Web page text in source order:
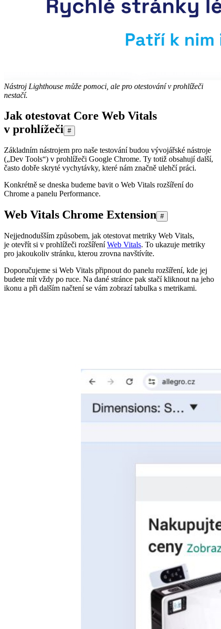
Nástroj Lighthouse může pomoci, ale pro otestování v prohlížeči
nestačí.
Jak otestovat Core Web Vitals
v prohlížeči #
Základním nástrojem pro naše testování budou vývojářské nástroje
(„Dev Tools“) v prohlížeči Google Chrome. Ty totiž obsahují další,
často dobře skryté vychytávky, které nám značně ulehčí práci.
Konkrétně se dneska budeme bavit o Web Vitals rozšíření do
Chrome a panelu Performance.
Web Vitals Chrome Extension #
Nejjednodušším způsobem, jak otestovat metriky Web Vitals,
je otevřít si v prohlížeči rozšířeníWeb Vitals. To ukazuje metriky
pro jakoukoliv stránku, kterou zrovna navštívíte.
Doporučujeme si Web Vitals připnout do panelu rozšíření, kde jej
budete mít vždy po ruce. Na dané stránce pak stačí kliknout na jeho
ikonu a při dalším načtení se vám zobrazí tabulka s metrikami.